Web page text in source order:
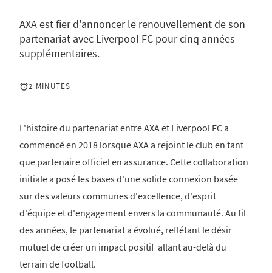
AXA est fier d'annoncer le renouvellement de son
partenariat avec Liverpool FC pour cinq années
supplémentaires.
2 MINUTES
L'histoire du partenariat entre AXA et Liverpool FC a
commencé en 2018 lorsque AXA a rejoint le club en tant
que partenaire officiel en assurance. Cette collaboration
initiale a posé les bases d'une solide connexion basée
sur des valeurs communes d'excellence, d'esprit
d'équipe et d'engagement envers la communauté. Au fil
des années, le partenariat a évolué, reflétant le désir
mutuel de créer un impact positif allant au-delà du
terrain de football.